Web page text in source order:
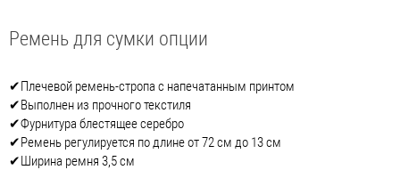
Ремень для сумки опции
✔Плечевой ремень-стропа с напечатанным принтом
✔Выполнен из прочного текстиля
✔Фурнитура блестящее серебро
✔Ремень регулируется по длине от 72 см до 13 см
✔Ширина ремня 3,5 см